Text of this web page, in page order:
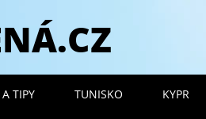
TIPY TUNISKO KYPR